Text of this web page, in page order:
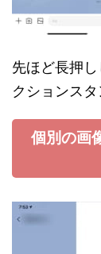
先ほど長押
クションス
個別の画